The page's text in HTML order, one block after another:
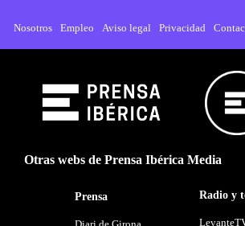
Nosotros Empleo Aviso legal Privacidad
Otras webs de Prensa Ibérica Media
Prensa
Diari de Girona
Radio y